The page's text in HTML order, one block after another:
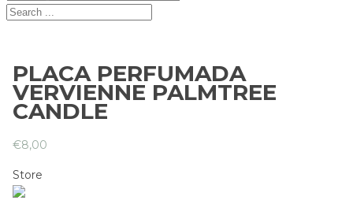
PLACA PERFUMADA
VERVIENNE PALMTREE
CANDLE
€8,00
Store